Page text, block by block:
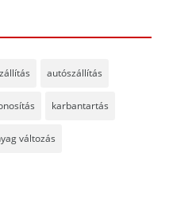
autószállítás
karbantartás
változás